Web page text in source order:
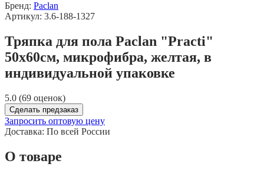
Бренд: Paclan
Артикул: 3.6-188-1327
Тряпка для пола Paclan "Practi"
50х60см, микрофибра, желтая, в
индивидуальной упаковке
5.0 (69 оценок)
Сделать предзаказ
Запросить оптовую цену
Доставка: По всей России
О товаре